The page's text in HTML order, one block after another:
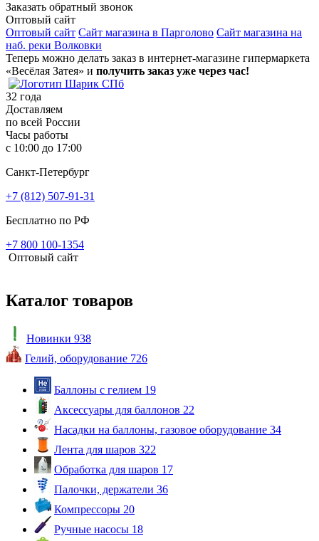
Заказать обратный звонок
Оптовый сайт
Оптовый сайт Сайт магазина в Парголово Сайт магазина на
наб. реки Волковки
Теперь можно делать заказ в интернет-магазине гипермаркета
«Весёлая Затея» и получить заказ уже через час!
32 года
Доставляем
по всей России
Часы работы
с 10:00 до 17:00
Санкт-Петербург
+7 (812) 507-91-31
Бесплатно по РФ
+7 800 100-1354
Оптовый сайт
Каталог товаров
Новинки 938
Гелий, оборудование 726
Баллоны с гелием 19
Аксессуары для баллонов 22
Насадки на баллоны, газовое оборудование 34
Лента для шаров 322
Обработка для шаров 17
Палочки, держатели 36
Компрессоры 20
Ручные насосы 18